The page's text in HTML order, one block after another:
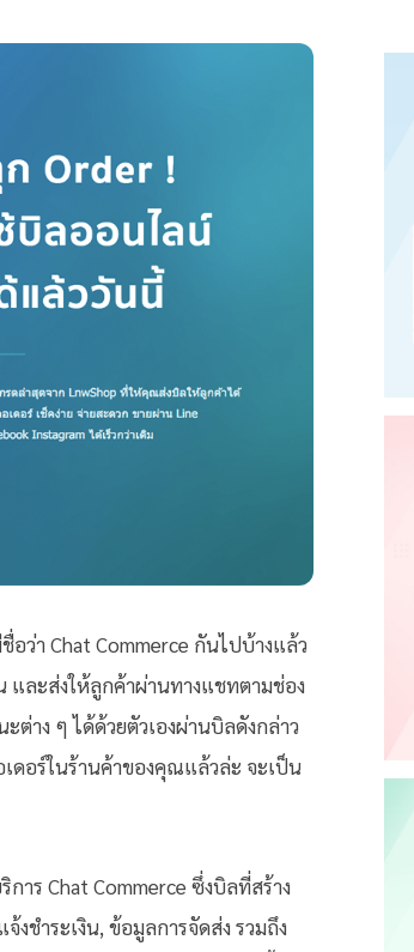
อว่า Chat Commerce กันไปบ้างแล้ว
และส่งให้ลูกค้าผ่านทางแชทตามช่อง
ต่าง ๆ ได้ด้วยตัวเองผ่านบิลดังกล่าว
ดอร์ในร้านค้าของคุณแล้วล่ะ จะเป็น
าร Chat Commerce ซึ่งบิลที่สร้าง
งชำระเงิน, ข้อมูลการจัดส่ง รวมถึง